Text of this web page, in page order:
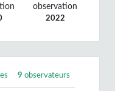
observation
2022
9 observateurs